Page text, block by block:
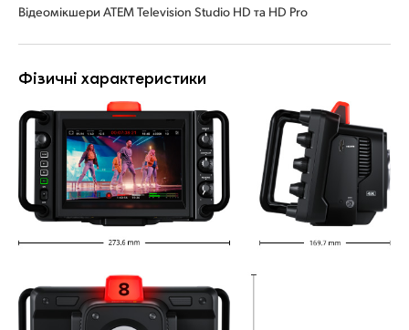
Відеомікшери ATEM Television Studio HD та HD Pro
Фізичні характеристики